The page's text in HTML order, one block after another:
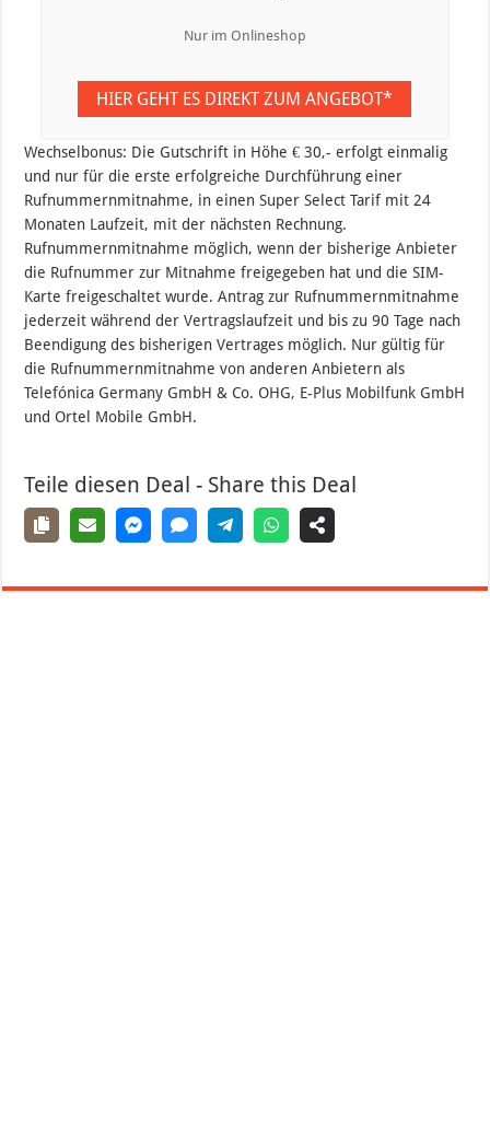
Nur im Onlineshop
HIER GEHT ES DIREKT ZUM ANGEBOT*
Wechselbonus: Die Gutschrift in Höhe € 30,- erfolgt einmalig
und nur für die erste erfolgreiche Durchführung einer
Rufnummernmitnahme, in einen Super Select Tarif mit 24
Monaten Laufzeit, mit der nächsten Rechnung.
Rufnummernmitnahme möglich, wenn der bisherige Anbieter
die Rufnummer zur Mitnahme freigegeben hat und die SIM-
Karte freigeschaltet wurde. Antrag zur Rufnummernmitnahme
jederzeit während der Vertragslaufzeit und bis zu 90 Tage nach
Beendigung des bisherigen Vertrages möglich. Nur gültig für
die Rufnummernmitnahme von anderen Anbietern als
Telefónica Germany GmbH & Co. OHG, E-Plus Mobilfunk GmbH
und Ortel Mobile GmbH.
Teile diesen Deal - Share this Deal